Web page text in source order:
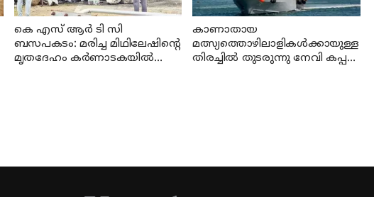
കെ എസ് ആര്‍ ടി സി
ബസപകടം: മരിച്ച മിഥിലേഷിന്റെ
മൃതദേഹം കര്‍ണാടകയില്‍
കാണാതായ
മത്സ്യത്തൊഴിലാളികള്‍ക്കായുള്ള
തിരച്ചില്‍ തുടരുന്നു നേവി കപ്പല്‍